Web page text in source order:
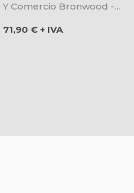
Y Comercio Bronwood -
Precio
71,90 € + IVA